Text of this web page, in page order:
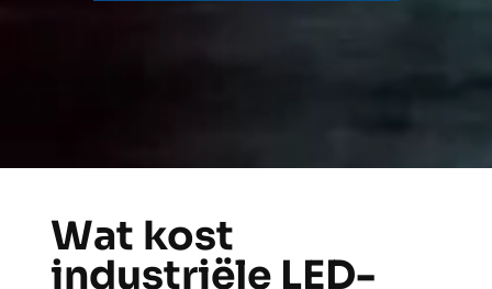
Wat kost
industriële LED-